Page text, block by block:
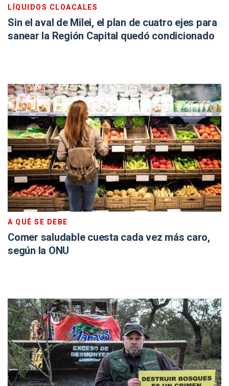
LÍQUIDOS CLOACALES
Sin el aval de Milei, el plan de cuatro ejes para
sanear la Región Capital quedó condicionado
A QUÉ SE DEBE
Comer saludable cuesta cada vez más caro,
según la ONU